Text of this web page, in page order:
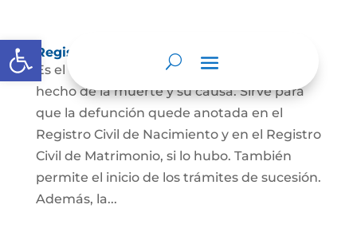
Abrir barra de herramientas
Registro Civil de Defunción
Es el documento público que prueba el
hecho de la muerte y su causa. Sirve para
que la defunción quede anotada en el
Registro Civil de Nacimiento y en el Registro
Civil de Matrimonio, si lo hubo. También
permite el inicio de los trámites de sucesión.
Además, la...